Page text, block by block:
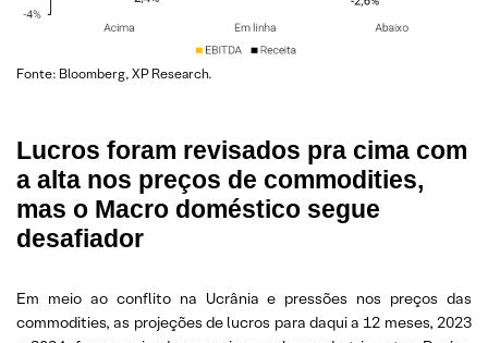
Fonte: Bloomberg, XP Research.
Lucros foram revisados pra cima com
a alta nos preços de commodities,
mas o Macro doméstico segue
desafiador
Em meio ao conflito na Ucrânia e pressões nos preços das
commodities, as projeções de lucros para daqui a 12 meses, 2023